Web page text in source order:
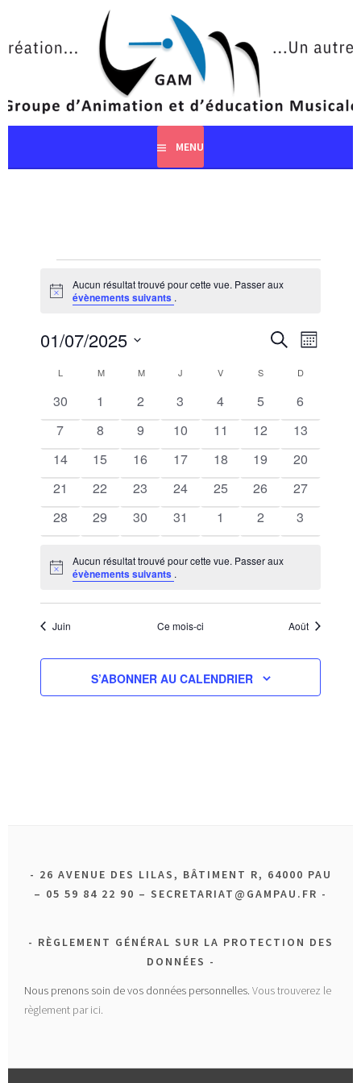
contenu
MENU
ÉVÈNEMENTS
Notice
Aucun résultat trouvé pour cette vue. Passer aux
évènements suivants .
RECHERCHE
NAVIGATION
VUES
RECHERCHE
DE
MOIS
01/07/2025
une
date.
CALENDRIER
DE
ÉVÈNEMENTS
L MMARDI MMERCREDI
J V VENDREDI
SSAMEDI D
0
évènements
30
0
évènements
1
0
évènements
2
0
évènements
3
0
évènements
4
0
évènements
5
0
6
0
évènements
7
0
évènements
8
0
évènements
9
0
évènements
10
0
évènements
11
0
évènements
12
0
13
0
évènements
14
0
évènements
15
0
évènements
16
0
évènements
17
0
évènements
18
0
évènements
19
0
20
0
évènements
21
0
évènements
22
0
évènements
23
0
évènements
24
0
évènements
25
0
évènements
26
0
27
0
évènements
28
0
évènements
29
0
évènements
30
0
évènements
31
0
évènements
1
0
évènements
2
0
3
Notice
Aucun résultat trouvé pour cette vue. Passer aux
évènements suivants .
Juin Ce mois-ci Août
S’ABONNER AU CALENDRIER
26 AVENUE DES LILAS, BÂTIMENT R, 64000 PAU
– 05 59 84 22 90 – SECRETARIAT@GAMPAU.FR
RÈGLEMENT GÉNÉRAL SUR LA PROTECTION DES
DONNÉES
Nous prenons soin de vos données personnelles.Vous trouverez le
règlement par ici.